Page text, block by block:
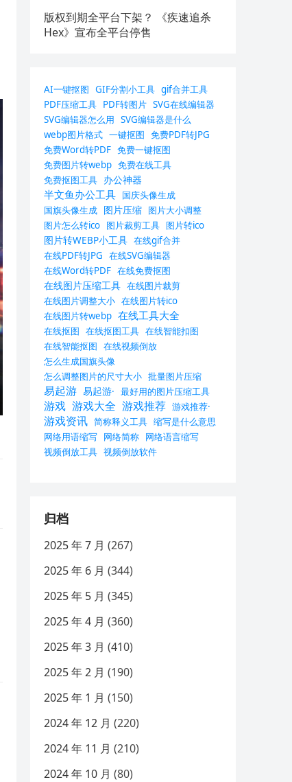
版权到期全平台下架？ 《疾速追杀
Hex》宣布全平台停售
AI一键抠图 GIF分割小工具 gif合并工具
PDF压缩工具 PDF转图片 SVG在线编辑器
SVG编辑器怎么用 SVG编辑器是什么
webp图片格式 一键抠图 免费PDF转JPG
免费Word转PDF 免费一键抠图
免费图片转webp 免费在线工具
免费抠图工具 办公神器
半文鱼办公工具 国庆头像生成
国旗头像生成 图片压缩 图片大小调整
图片怎么转ico 图片裁剪工具 图片转ico
图片转WEBP小工具 在线gif合并
在线PDF转JPG 在线SVG编辑器
在线Word转PDF 在线免费抠图
在线图片压缩工具 在线图片裁剪
在线图片调整大小 在线图片转ico
在线图片转webp 在线工具大全
在线抠图 在线抠图工具 在线智能扣图
在线智能抠图 在线视频倒放
怎么生成国旗头像
怎么调整图片的尺寸大小 批量图片压缩
易起游 易起游· 最好用的图片压缩工具
游戏 游戏大全 游戏推荐 游戏推荐·
游戏资讯 简称释义工具 缩写是什么意思
网络用语缩写 网络简称 网络语言缩写
视频倒放工具 视频倒放软件
归档
2025 年 7 月 (267)
2025 年 6 月 (344)
2025 年 5 月 (345)
2025 年 4 月 (360)
2025 年 3 月 (410)
2025 年 2 月 (190)
2025 年 1 月 (150)
2024 年 12 月 (220)
2024 年 11 月 (210)
2024 年 10 月 (80)